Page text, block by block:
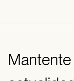
Mantente